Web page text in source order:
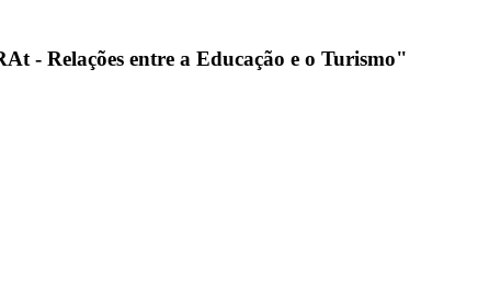
- Relações entre a Educação e o Turismo"